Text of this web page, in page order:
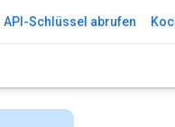
API-Schlüssel abrufen